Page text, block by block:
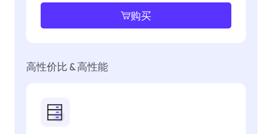
购买
高性价比 & 高性能